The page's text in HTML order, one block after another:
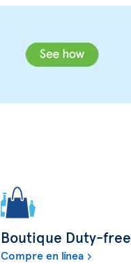
Boutique Duty-free
Compre en línea